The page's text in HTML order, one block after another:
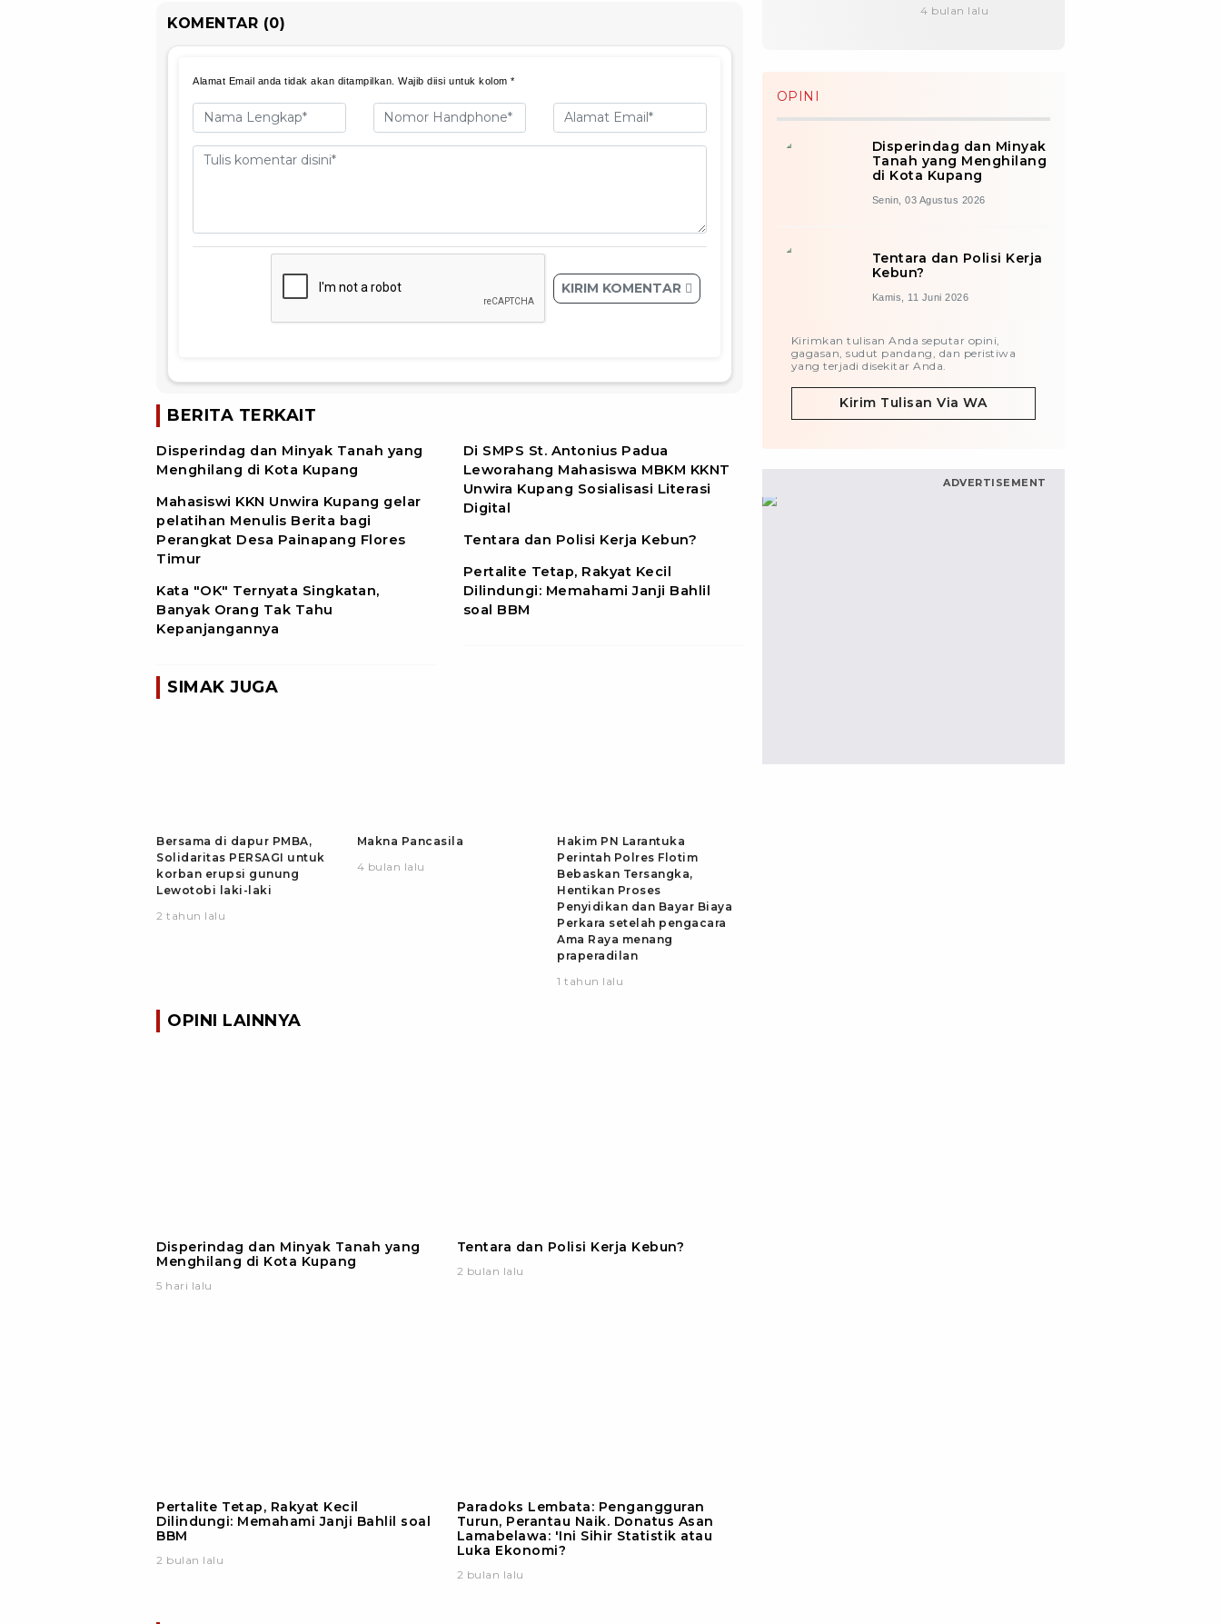
KOMENTAR (0)
Alamat Email anda tidak akan ditampilkan. Wajib diisi untuk kolom *
KIRIM KOMENTAR
BERITA TERKAIT
Disperindag dan Minyak Tanah yang
Menghilang di Kota Kupang
Mahasiswi KKN Unwira Kupang gelar
pelatihan Menulis Berita bagi
Perangkat Desa Painapang Flores
Timur
Kata "OK" Ternyata Singkatan,
Banyak Orang Tak Tahu
Kepanjangannya
Di SMPS St. Antonius Padua
Leworahang Mahasiswa MBKM KKNT
Unwira Kupang Sosialisasi Literasi
Digital
Tentara dan Polisi Kerja Kebun?
Pertalite Tetap, Rakyat Kecil
Dilindungi: Memahami Janji Bahlil
soal BBM
SIMAK JUGA
Bersama di dapur PMBA,
Solidaritas PERSAGI untuk
korban erupsi gunung
Lewotobi laki-laki
2 tahun lalu
Makna Pancasila
4 bulan lalu
Hakim PN Larantuka
Perintah Polres Flotim
Bebaskan Tersangka,
Hentikan Proses
Penyidikan dan Bayar Biaya
Perkara setelah pengacara
Ama Raya menang
praperadilan
1 tahun lalu
OPINI LAINNYA
Disperindag dan Minyak Tanah yang
Menghilang di Kota Kupang
5 hari lalu
Tentara dan Polisi Kerja Kebun?
2 bulan lalu
Pertalite Tetap, Rakyat Kecil
Dilindungi: Memahami Janji Bahlil soal
BBM
2 bulan lalu
Paradoks Lembata: Pengangguran
Turun, Perantau Naik. Donatus Asan
Lamabelawa: 'Ini Sihir Statistik atau
Luka Ekonomi?
2 bulan lalu
4 bulan lalu
OPINI
Disperindag dan Minyak
Tanah yang Menghilang
di Kota Kupang
Senin, 03 Agustus 2026
Tentara dan Polisi Kerja
Kebun?
Kamis, 11 Juni 2026
Kirimkan tulisan Anda seputar opini,
gagasan, sudut pandang, dan peristiwa
yang terjadi disekitar Anda.
Kirim Tulisan Via WA
ADVERTISEMENT